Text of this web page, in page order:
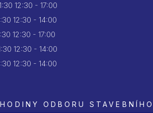
12:30 - 17:00
12:30 - 14:00
12:30 - 17:00
12:30 - 14:00
12:30 - 14:00
ODBORU